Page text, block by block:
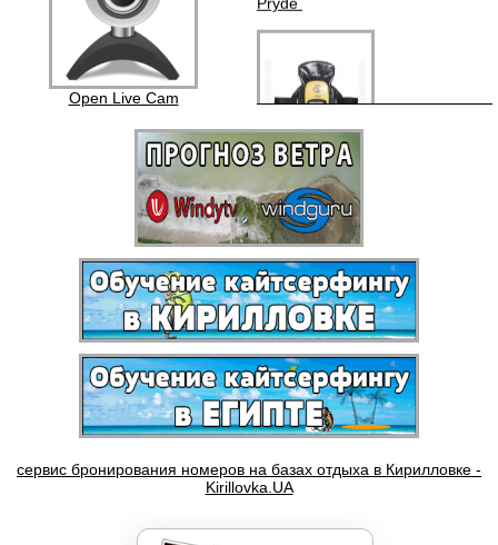
Open Live Cam
Аквапаки (водонепроницаемые
чехлы)
Бордшорты Quik Silver
сервис бронирования номеров на базах отдыха в Кирилловке -
Kirillovka.UA
SCHOOL